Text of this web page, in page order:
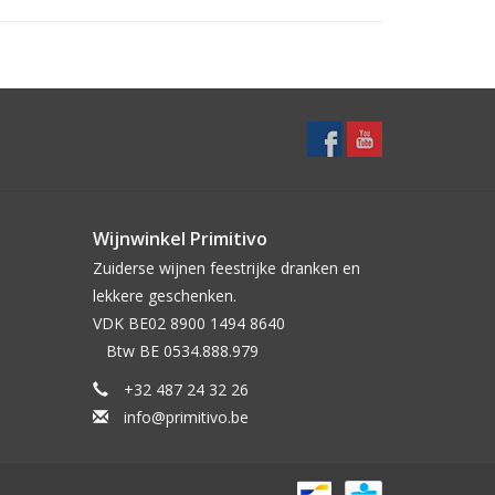
(ongeveer 16°C tot 18°C) in een
hij uitstekend met een stukje pure
Wijnwinkel Primitivo
Zuiderse wijnen feestrijke dranken en
lekkere geschenken.‎ ‎ ‎ ‎ ‎ ‎ ‎ ‎ ‎ ‎ ‎ ‎ ‎ ‎ ‎ ‎ ‎ ‎ ‎ ‎ ‎ ‎ ‎ ‎ ‎ ‎ ‎ ‎ ‎ ‎
VDK BE02 8900 1494 8640‎ ‎ ‎ ‎ ‎ ‎ ‎ ‎ ‎ ‎ ‎ ‎ ‎ ‎ ‎ ‎ ‎ ‎ ‎ ‎ ‎ ‎ ‎
‎ ‎ ‎ Btw BE 0534.888.979
+32 487 24 32 26
info@primitivo.be